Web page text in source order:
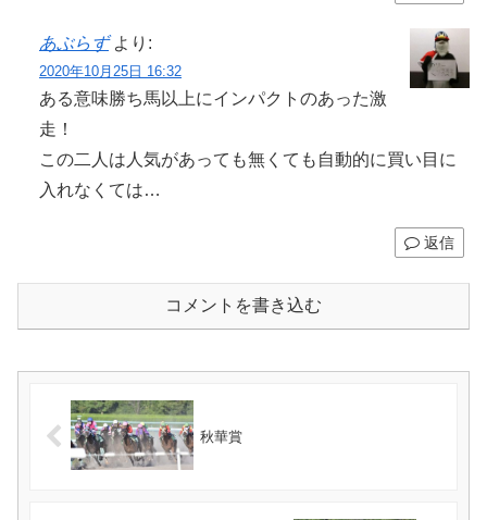
あぶらず より:
2020年10月25日 16:32
ある意味勝ち馬以上にインパクトのあった激
走！
この二人は人気があっても無くても自動的に買い目に
入れなくては…
返信
コメントを書き込む
秋華賞